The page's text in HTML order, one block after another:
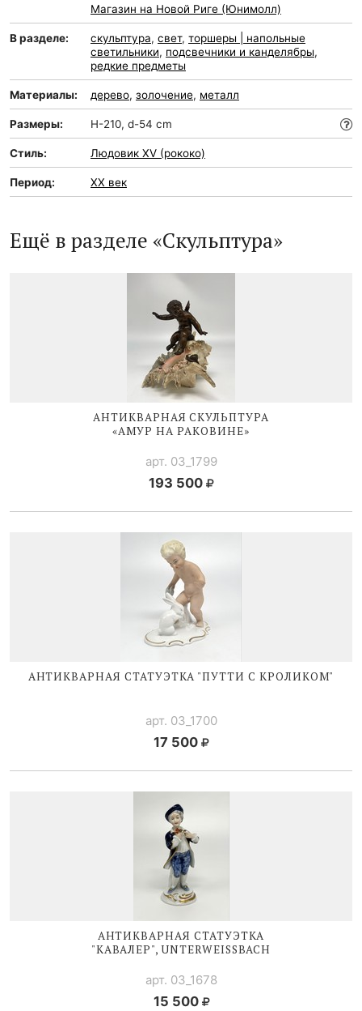
Магазин на Новой Риге (Юнимолл)
В разделе: скульптура, свет, торшеры | напольные
светильники, подсвечники и канделябры,
редкие предметы
Материалы: дерево, золочение, металл
Размеры: H-210, d-54 cm
Стиль: Людовик XV (рококо)
Период: XX век
Ещё в разделе «Скульптура»
АНТИКВАРНАЯ СКУЛЬПТУРА
«АМУР НА РАКОВИНЕ»
арт. 03_1799
193 500
АНТИКВАРНАЯ СТАТУЭТКА "ПУТТИ С КРОЛИКОМ"
арт. 03_1700
17 500
АНТИКВАРНАЯ СТАТУЭТКА
"КАВАЛЕР", UNTERWEISSBACH
арт. 03_1678
15 500